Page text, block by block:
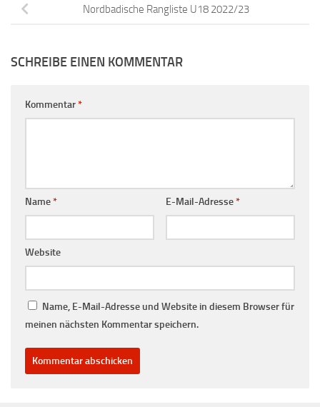
Nordbadische Rangliste U18 2022/23
SCHREIBE EINEN KOMMENTAR
Kommentar*
Name* E-Mail-Adresse*
Website
Name, E-Mail-Adresse und Website in diesem Browser für
meinen nächsten Kommentar speichern.